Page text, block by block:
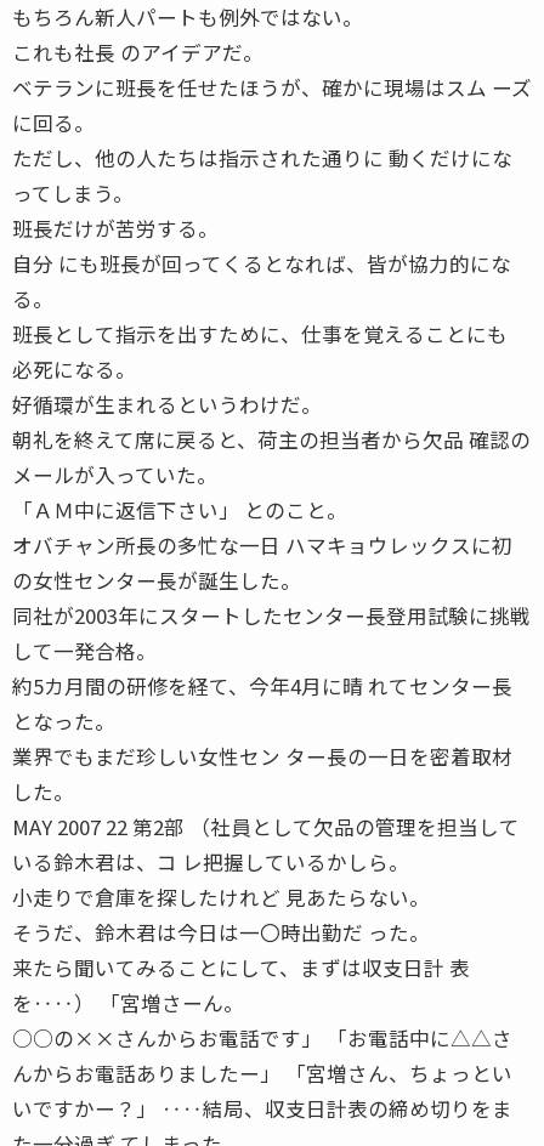
もちろん新人パートも例外ではない。
これも社長 のアイデアだ。
ベテランに班長を任せたほうが、確かに現場はスム ーズ
に回る。
ただし、他の人たちは指示された通りに 動くだけにな
ってしまう。
班長だけが苦労する。
自分 にも班長が回ってくるとなれば、皆が協力的にな
る。
班長として指示を出すために、仕事を覚えることにも
必死になる。
好循環が生まれるというわけだ。
朝礼を終えて席に戻ると、荷主の担当者から欠品 確認の
メールが入っていた。
「ＡＭ中に返信下さい」 とのこと。
オバチャン所長の多忙な一日 ハマキョウレックスに初
の女性センター長が誕生した。
同社が2003年にスタートしたセンター長登用試験に挑戦
して一発合格。
約5カ月間の研修を経て、今年4月に晴 れてセンター長
となった。
業界でもまだ珍しい女性セン ター長の一日を密着取材
した。
MAY 2007 22 第2部 （社員として欠品の管理を担当して
いる鈴木君は、コ レ把握しているかしら。
小走りで倉庫を探したけれど 見あたらない。
そうだ、鈴木君は今日は一〇時出勤だ った。
来たら聞いてみることにして、まずは収支日計 表
を‥‥） 「宮増さーん。
○○の××さんからお電話です」 「お電話中に△△さ
んからお電話ありましたー」 「宮増さん、ちょっとい
いですかー？」 ‥‥結局、収支日計表の締め切りをま